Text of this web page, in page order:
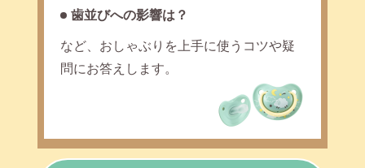
歯並びへの影響は？
など、おしゃぶりを上手に使うコツや疑
問にお答えします。